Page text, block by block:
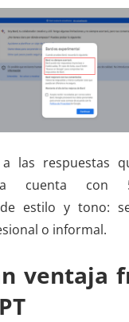
las respuestas
cuenta con
estilo y tono:
o informal.
ventaja